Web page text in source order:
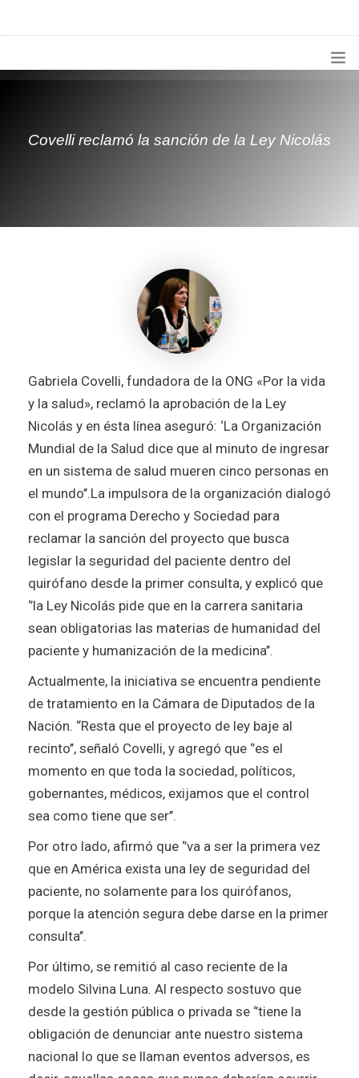
¿QUIÉNES SOMOS?
Covelli reclamó la sanción de la Ley Nicolás
Gabriela Covelli, fundadora de la ONG «Por la vida
y la salud», reclamó la aprobación de la Ley
Nicolás y en ésta línea aseguró: ‘La Organización
Mundial de la Salud dice que al minuto de ingresar
en un sistema de salud mueren cinco personas en
el mundo’’.La impulsora de la organización dialogó
con el programa Derecho y Sociedad para
reclamar la sanción del proyecto que busca
legislar la seguridad del paciente dentro del
quirófano desde la primer consulta, y explicó que
‘’la Ley Nicolás pide que en la carrera sanitaria
sean obligatorias las materias de humanidad del
paciente y humanización de la medicina’’.
Actualmente, la iniciativa se encuentra pendiente
de tratamiento en la Cámara de Diputados de la
Nación. “Resta que el proyecto de ley baje al
recinto’’, señaló Covelli, y agregó que ‘’es el
momento en que toda la sociedad, políticos,
gobernantes, médicos, exijamos que el control
sea como tiene que ser’’.
Por otro lado, afirmó que ‘’va a ser la primera vez
que en América exista una ley de seguridad del
paciente, no solamente para los quirófanos,
porque la atención segura debe darse en la primer
consulta’’.
Por último, se remitió al caso reciente de la
modelo Silvina Luna. Al respecto sostuvo que
desde la gestión pública o privada se ‘’tiene la
obligación de denunciar ante nuestro sistema
nacional lo que se llaman eventos adversos, es